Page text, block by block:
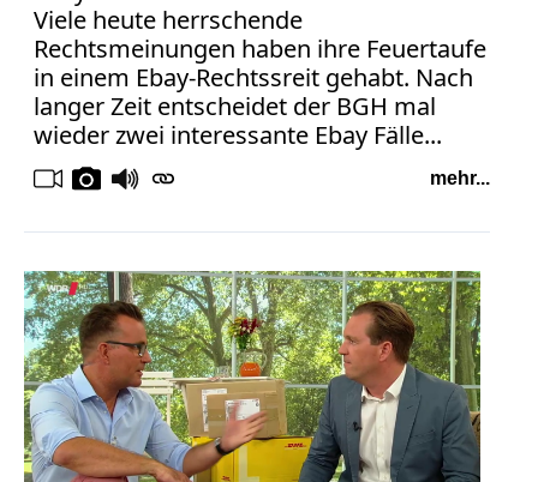
Viele heute herrschende
Rechtsmeinungen haben ihre Feuertaufe
in einem Ebay-Rechtssreit gehabt. Nach
langer Zeit entscheidet der BGH mal
wieder zwei interessante Ebay Fälle...
mehr...